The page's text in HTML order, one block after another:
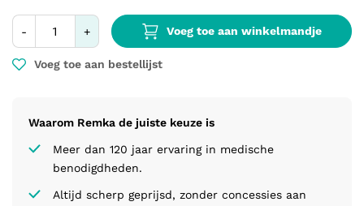
- + Voeg toe aan winkelmandje
Voeg toe aan bestellijst
Waarom Remka de juiste keuze is
Meer dan 120 jaar ervaring in medische
benodigdheden.
Altijd scherp geprijsd, zonder concessies aan